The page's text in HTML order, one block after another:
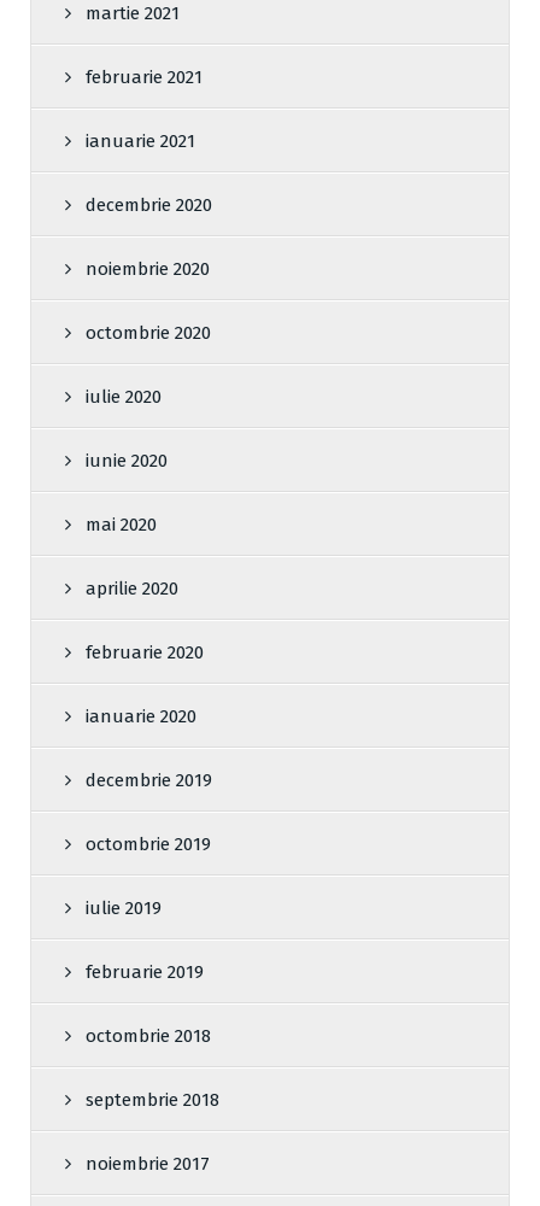
martie 2021
februarie 2021
ianuarie 2021
decembrie 2020
noiembrie 2020
octombrie 2020
iulie 2020
iunie 2020
mai 2020
aprilie 2020
februarie 2020
ianuarie 2020
decembrie 2019
octombrie 2019
iulie 2019
februarie 2019
octombrie 2018
septembrie 2018
noiembrie 2017